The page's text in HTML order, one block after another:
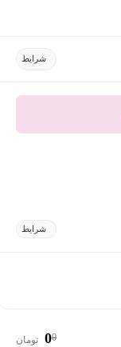
شرایط
شرایط
0
0 تومان